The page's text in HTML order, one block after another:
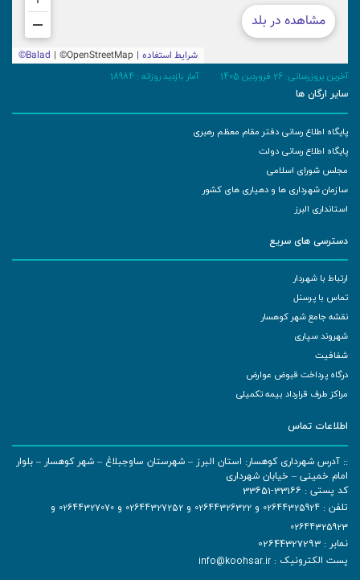
آخرین بروزرسانی: 26 فروردین 1405 آمار بازدید روزانه : 18984
سایر ارگان ها
پایگاه اطلاع رسانی دفتر مقام معظم رهبری
پایگاه اطلاع رسانی دولت
مجلس شورای اسلامی
سازمان شهرداری ها و دهیاری های کشور
استانداری البرز
دسترسی های سریع
ارتباط با شهردار
تماس با پرسنل
نقشه جامع شهر کوهسار
شهروند سپاری
شفافیت
درگاه پرداخت قبوض عوارض
مراکز طرف قرارداد بیمه تکمیلی
اطلاعات تماس
:: آدرس شهرداری کوهسار: استان البرز – شهرستان ساوجبلاغ – شهر کوهسار – بلوار
امام خمینی – خیابان شهرداری
کد پستی : 33166-33651
تلفن : 02644325924 و 02644326322 و 02644327252 و 02644327070 و
02644325923
نمابر : 02644327293
پست الکترونیک : info@koohsar.ir